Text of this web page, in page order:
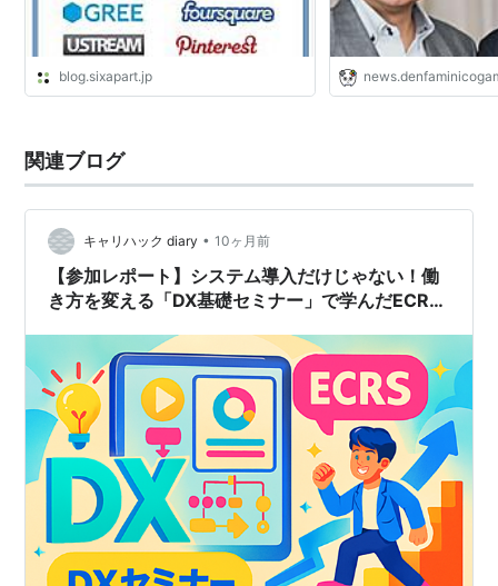
blog.sixapart.jp
関連ブログ
キャリハック diary • 10ヶ月前
【参加レポート】システム導入だけじゃない！働
き方を変える「DX基礎セミナー」で学んだECRS